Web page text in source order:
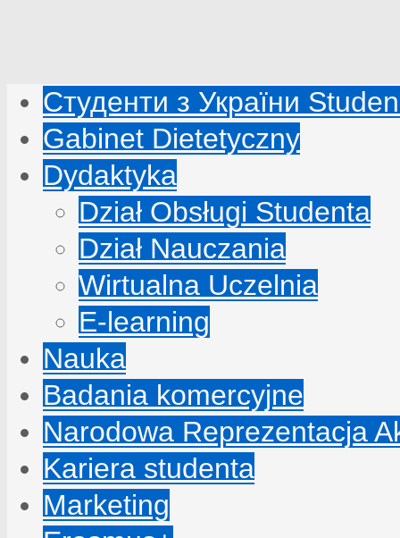
Студенти з України
Gabinet Dietetyczny
Dydaktyka
Dział Obsługi Studenta
Dział Nauczania
Wirtualna Uczelnia
E-learning
Nauka
Badania komercyjne
Narodowa Reprezentacja
Kariera studenta
Marketing